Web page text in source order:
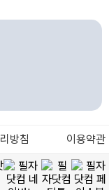
방침 이용약관